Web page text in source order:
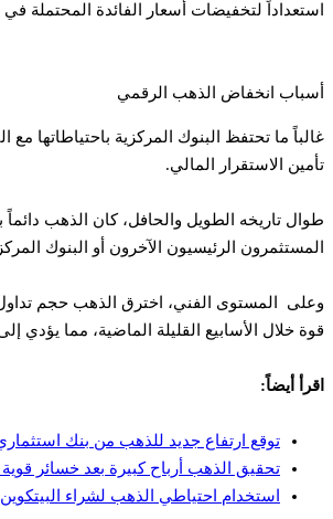
استعداداً لتخفيضات أسعار الفائدة المحتملة
أسباب انخفاض الذهب الرقمي
غالباً ما تحتفظ البنوك المركزية
تأمين الاستقرار المالي.
طوال تاريخه الطويل والحافل، كان الذهب
المستثمرون الرئيسيون الآخرون أو البنوك
وعلى المستوى الفني، اخترق الذهب حجم
قوة خلال الأسابيع القليلة الماضية، مما يؤدي
اقرأ أيضاً:
توقع ارتفاع جديد للذهب من بنك
تحقيق الذهب أرباح كبيرة بعد خسائر
استخدام احتياطي الذهب لشراء